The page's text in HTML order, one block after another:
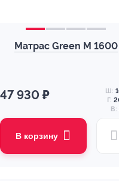
Матрас Green M 1600
47 930 ₽ Ш:
Г:
В:
В корзину